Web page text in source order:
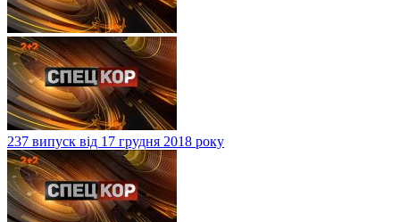
237 випуск від 17 грудня 2018 року